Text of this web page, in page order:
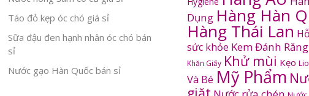
Táo đỏ kẹp óc chó giá sỉ
Sữa đậu đen hạnh nhân óc chó bán
sỉ
Nước gạo Hàn Quốc bán sỉ
Dụng Hàng Hàn
Hàng Thái Lan
sức khỏe Kem Đánh Răng
Khăn Giấy Khử mùi Kẹo
Và Bé Mỹ Phẩm